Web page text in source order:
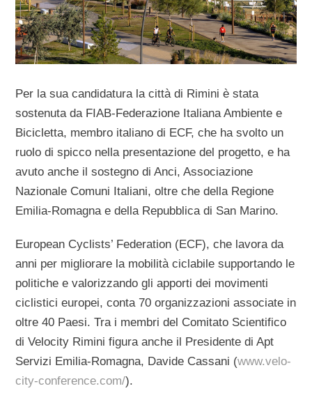
Per la sua candidatura la città di Rimini è stata
sostenuta da FIAB-Federazione Italiana Ambiente e
Bicicletta, membro italiano di ECF, che ha svolto un
ruolo di spicco nella presentazione del progetto, e ha
avuto anche il sostegno di Anci, Associazione
Nazionale Comuni Italiani, oltre che della Regione
Emilia-Romagna e della Repubblica di San Marino.
European Cyclists’ Federation (ECF), che lavora da
anni per migliorare la mobilità ciclabile supportando le
politiche e valorizzando gli apporti dei movimenti
ciclistici europei, conta 70 organizzazioni associate in
oltre 40 Paesi. Tra i membri del Comitato Scientifico
di Velocity Rimini figura anche il Presidente di Apt
Servizi Emilia-Romagna, Davide Cassani (www.velo-
city-conference.com/).